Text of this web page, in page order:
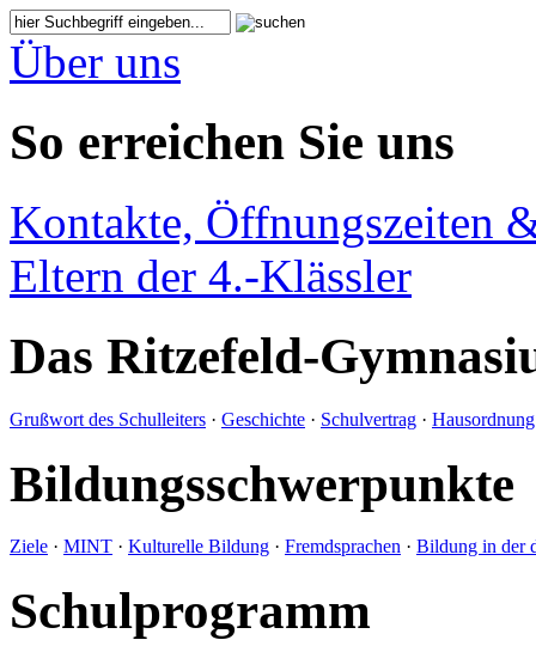
Über uns
So erreichen Sie uns
Kontakte, Öffnungszeiten
Eltern der 4.-Klässler
Das Ritzefeld-
Grußwort des Schulleiters · Geschichte · Schulvertrag · Hausordnung
Bildungsschwerpunkte
Ziele · MINT · Kulturelle Bildung · Fremdsprachen · Bildung in der
Schulprogramm